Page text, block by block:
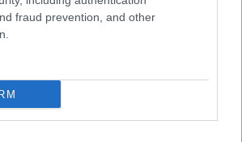
fraud prevention, and other